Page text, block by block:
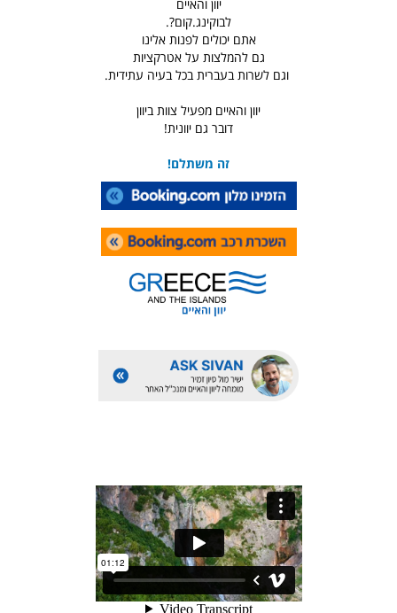
יוון והאיים
לבוקינג.קום?.
אתם יכולים לפנות אלינו
גם להמלצות על אטרקציות
וגם לשרות בעברית בכל בעיה עתידית.
יוון והאיים מפעיל צוות ביוון
דובר גם יוונית!
זה משתלם!